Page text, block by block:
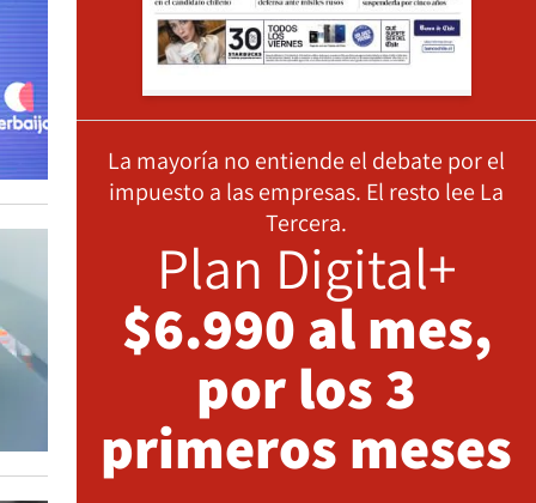
La mayoría no entiende el debate por el
impuesto a las empresas. El resto lee La
Tercera.
Plan Digital+
$6.990 al mes,
por los 3
primeros meses